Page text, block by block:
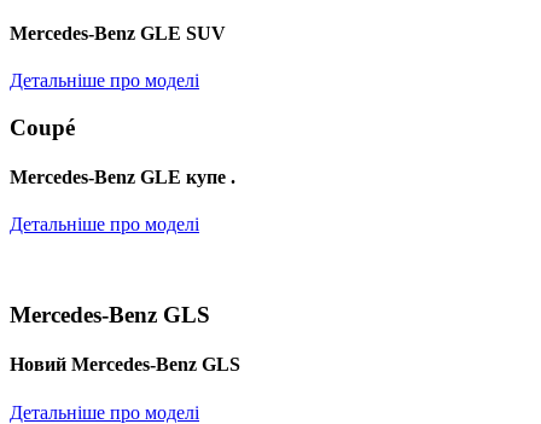
Mercedes-Benz GLE SUV
Детальніше про моделі
Coupé
Mercedes-Benz GLE купе .
Детальніше про моделі
Mercedes-Benz GLS
Новий Mercedes-Benz GLS
Детальніше про моделі